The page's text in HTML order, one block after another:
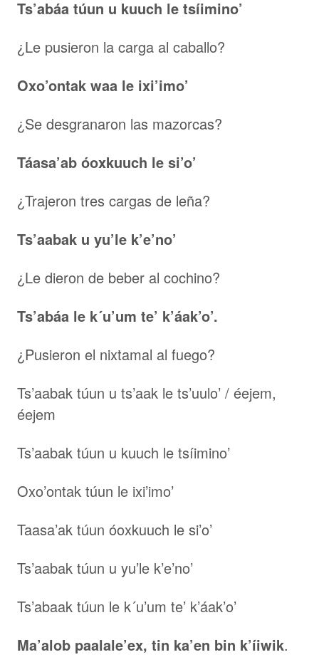
Ts’abáa túun u kuuch le tsíimino’
¿Le pusieron la carga al caballo?
Oxo’ontak waa le ixi’imo’
¿Se desgranaron las mazorcas?
Táasa’ab óoxkuuch le si’o’
¿Trajeron tres cargas de leña?
Ts’aabak u yu’le k’e’no’
¿Le dieron de beber al cochino?
Ts’abáa le k´u’um te’ k’áak’o’.
¿Pusieron el nixtamal al fuego?
Ts’aabak túun u ts’aak le ts’uulo’ / éejem,
éejem
Ts’aabak túun u kuuch le tsíimino’
Oxo’ontak túun le ixi’imo’
Taasa’ak túun óoxkuuch le si’o’
Ts’aabak túun u yu’le k’e’no’
Ts’abaak túun le k´u’um te’ k’áak’o’
Ma’alob paalale’ex, tin ka’en bin k’íiwik.